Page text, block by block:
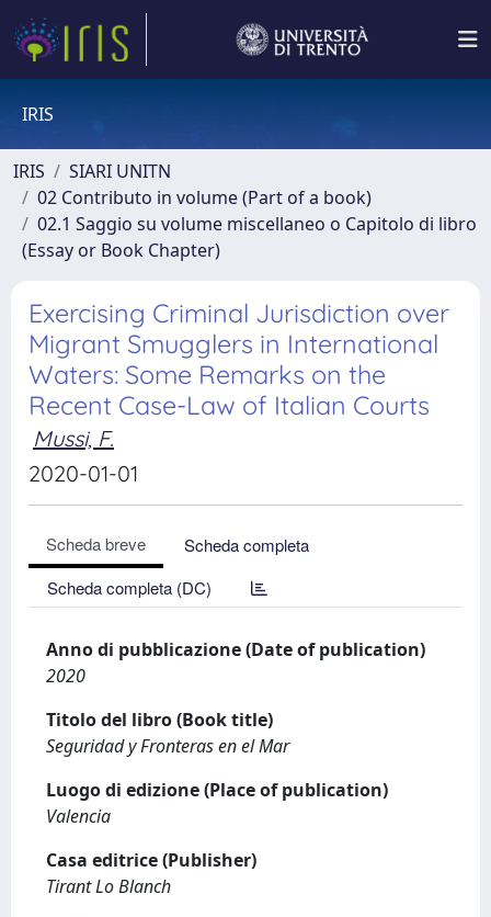
IRIS
IRIS
SIARI UNITN
02 Contributo in volume (Part of a book)
02.1 Saggio su volume miscellaneo o Capitolo di libro
(Essay or Book Chapter)
Exercising Criminal Jurisdiction over
Migrant Smugglers in International
Waters: Some Remarks on the
Recent Case-Law of Italian Courts
Mussi, F.
2020-01-01
Scheda breve
Scheda completa
Scheda completa (DC)
Anno di pubblicazione (Date of publication)
2020
Titolo del libro (Book title)
Seguridad y Fronteras en el Mar
Luogo di edizione (Place of publication)
Valencia
Casa editrice (Publisher)
Tirant Lo Blanch